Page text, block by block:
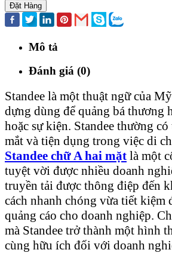
Đặt Hàng
Mô tả
Đánh giá (0)
Standee là một thuật ngữ của
dựng dùng để quảng bá thương
hoặc sự kiện. Standee thường
mắt và tiện dụng trong việc di
Standee chữ A hai mặt là một
tuyệt vời được nhiều doanh
truyền tải được thông điệp đến
cách nhanh chóng vừa tiết kiệm
quảng cáo cho doanh nghiệp.
mà Standee trở thành một hình
cùng hữu ích đối với doanh